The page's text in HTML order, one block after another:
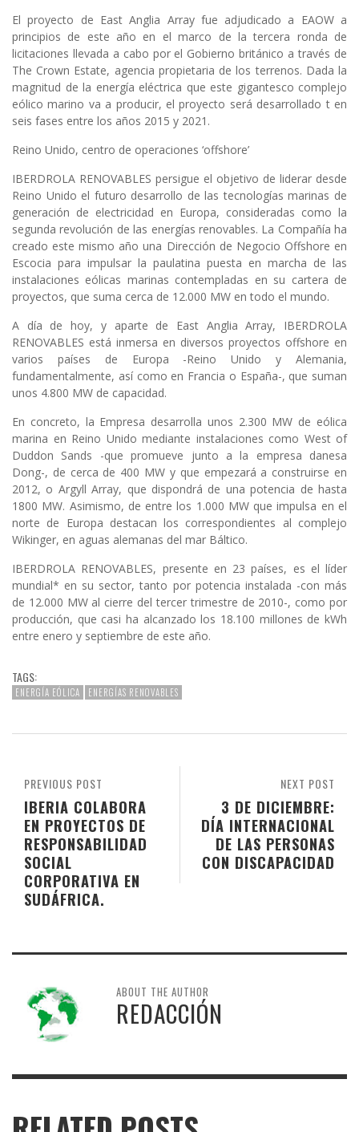
El proyecto de East Anglia Array fue adjudicado a EAOW a
principios de este año en el marco de la tercera ronda de
licitaciones llevada a cabo por el Gobierno británico a través de
The Crown Estate, agencia propietaria de los terrenos. Dada la
magnitud de la energía eléctrica que este gigantesco complejo
eólico marino va a producir, el proyecto será desarrollado t en
seis fases entre los años 2015 y 2021.
Reino Unido, centro de operaciones ‘offshore’
IBERDROLA RENOVABLES persigue el objetivo de liderar desde
Reino Unido el futuro desarrollo de las tecnologías marinas de
generación de electricidad en Europa, consideradas como la
segunda revolución de las energías renovables. La Compañía ha
creado este mismo año una Dirección de Negocio Offshore en
Escocia para impulsar la paulatina puesta en marcha de las
instalaciones eólicas marinas contempladas en su cartera de
proyectos, que suma cerca de 12.000 MW en todo el mundo.
A día de hoy, y aparte de East Anglia Array, IBERDROLA
RENOVABLES está inmersa en diversos proyectos offshore en
varios países de Europa -Reino Unido y Alemania,
fundamentalmente, así como en Francia o España-, que suman
unos 4.800 MW de capacidad.
En concreto, la Empresa desarrolla unos 2.300 MW de eólica
marina en Reino Unido mediante instalaciones como West of
Duddon Sands -que promueve junto a la empresa danesa
Dong-, de cerca de 400 MW y que empezará a construirse en
2012, o Argyll Array, que dispondrá de una potencia de hasta
1800 MW. Asimismo, de entre los 1.000 MW que impulsa en el
norte de Europa destacan los correspondientes al complejo
Wikinger, en aguas alemanas del mar Báltico.
IBERDROLA RENOVABLES, presente en 23 países, es el líder
mundial* en su sector, tanto por potencia instalada -con más
de 12.000 MW al cierre del tercer trimestre de 2010-, como por
producción, que casi ha alcanzado los 18.100 millones de kWh
entre enero y septiembre de este año.
TAGS:
ENERGÍA EÓLICA ENERGÍAS RENOVABLES
NEXT POST
3 DE DICIEMBRE:
DÍA INTERNACIONAL
DE LAS PERSONAS
CON DISCAPACIDAD
PREVIOUS POST
IBERIA COLABORA
EN PROYECTOS DE
RESPONSABILIDAD
SOCIAL
CORPORATIVA EN
SUDÁFRICA.
ABOUT THE AUTHOR
REDACCIÓN